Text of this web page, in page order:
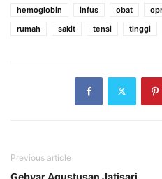
hemoglobin
infus obat
rumah
sakit tensi tinggi
Previous article
Gebyar Agustusan Jatisari